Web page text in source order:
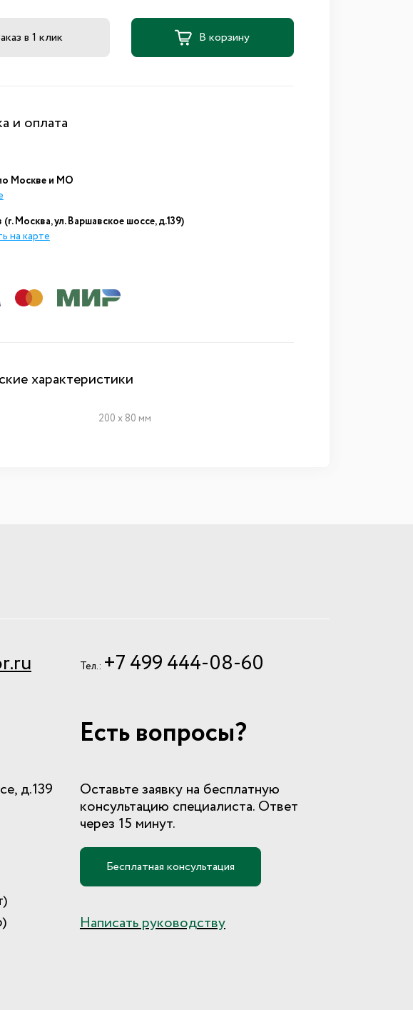
в 1 клик В корзину
и оплата
Москве и МО
Москва, ул. Варшавское шоссе, д.139)
на карте
характеристики
200 x 80 мм
Тел.: +7 499 444-08-60
д.139
Есть вопросы?
Оставьте заявку на бесплатную
консультацию специалиста. Ответ
через 15 минут.
Бесплатная консультация
Написать руководству